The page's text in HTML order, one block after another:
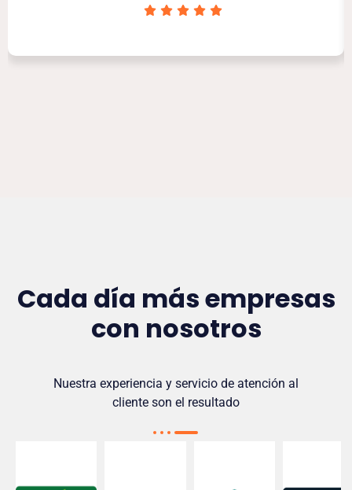
Cada día más empresas
con nosotros
Nuestra experiencia y servicio de atención al
cliente son el resultado